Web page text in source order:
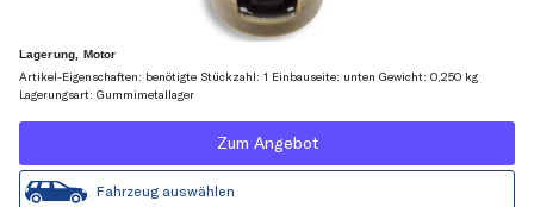
Lagerung, Motor
Artikel-Eigenschaften: benötigte Stückzahl: 1 Einbauseite: unten Gewicht: 0,250 kg
Lagerungsart: Gummimetallager
Zum Angebot
Fahrzeug auswählen